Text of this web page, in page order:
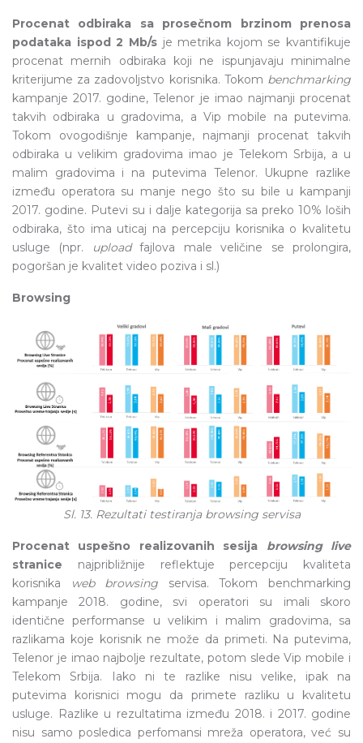
Procenat odbiraka sa prosečnom brzinom prenosa
podataka ispod 2 Mb/sje metrika kojom se kvantifikuje
procenat mernih odbiraka koji ne ispunjavaju minimalne
kriterijume za zadovoljstvo korisnika. Tokom benchmarking
kampanje 2017. godine, Telenor je imao najmanji procenat
takvih odbiraka u gradovima, a Vip mobile na putevima.
Tokom ovogodišnje kampanje, najmanji procenat takvih
odbiraka u velikim gradovima imao je Telekom Srbija, a u
malim gradovima i na putevima Telenor. Ukupne razlike
između operatora su manje nego što su bile u kampanji
2017. godine. Putevi su i dalje kategorija sa preko 10% loših
odbiraka, što ima uticaj na percepciju korisnika o kvalitetu
usluge (npr.
uploadfajlova male veličine se prolongira,
pogoršan je kvalitet video poziva i sl.)
Browsing
Sl. 13. Rezultati testiranja browsing servisa
Procenat uspešno realizovanih sesija browsing live
stranice najpribližnije reflektuje percepciju kvaliteta
korisnika
web browsing servisa. Tokom benchmarking
kampanje 2018. godine, svi operatori su imali skoro
identične performanse u velikim i malim gradovima, sa
razlikama koje korisnik ne može da primeti. Na putevima,
Telenor je imao najbolje rezultate, potom slede Vip mobile i
Telekom Srbija. Iako ni te razlike nisu velike, ipak na
putevima korisnici mogu da primete razliku u kvalitetu
usluge. Razlike u rezultatima između 2018. i 2017. godine
nisu samo posledica perfomansi mreža operatora, već su